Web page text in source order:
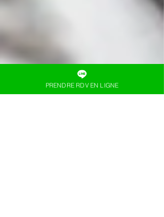
PRENDRE RDV EN LIGNE